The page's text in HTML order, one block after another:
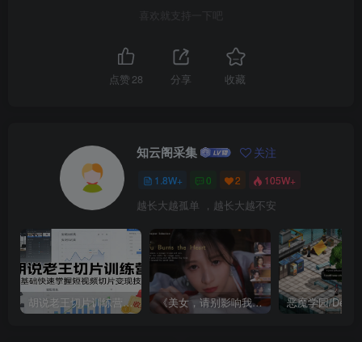
喜欢就支持一下吧
点赞28 分享 收藏
知云阁采集 关注
1.8W+ 0 2 105W+
越长大越孤单 ，越长大越不安
胡说老王切片训练营，零基础快速掌握短视频切片变现技巧 《美女，请别影响我成仙全球版》中文版